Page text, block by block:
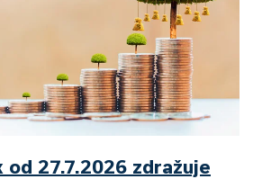
od 27.7.2026 zdražuje